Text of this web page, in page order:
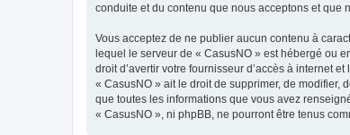
conduite et du contenu que nous acceptons et que
Vous acceptez de ne publier aucun contenu à
lequel le serveur de « CasusNO » est hébergé ou
droit d’avertir votre fournisseur d’accès à internet
« CasusNO » ait le droit de supprimer, de modifier,
que toutes les informations que vous avez
« CasusNO », ni phpBB, ne pourront être tenus